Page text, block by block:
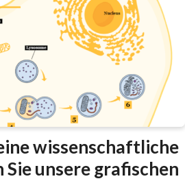
wissenschaftliche
unsere grafischen